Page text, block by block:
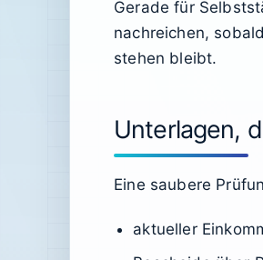
Gerade für
nachreichen,
stehen bleibt.
Unterlagen,
Eine saubere
aktueller